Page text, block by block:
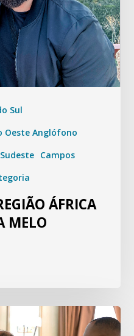
Sul
Oeste Anglófono
Campos
ÁFRICA
MELO